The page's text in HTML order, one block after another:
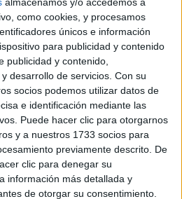
como cookies, y procesamos
únicos e información
para publicidad y contenido
publicidad y contenido,
desarrollo de servicios. Con su
socios podemos utilizar datos de
e identificación mediante las
Puede hacer clic para otorgarnos
y a nuestros 1733 socios para
previamente descrito. De
clic para denegar su
información más detallada y
de otorgar su consentimiento.
los años del Bachiller para
al fin y al cabo lo que hagamos
para toda o casi toda la vida.
de Bachillerato fue un poco
de exámenes, madrugones para
sobre lo que
el curso y ves que lo tienes todo
de felicidad, pero sabes que no
Selectividad, en mi caso, la nueva
leí un montón de opiniones y
segura de mí misma y de lo que me
que muchas opiniones que leí
cortas, pero si ahora tengo